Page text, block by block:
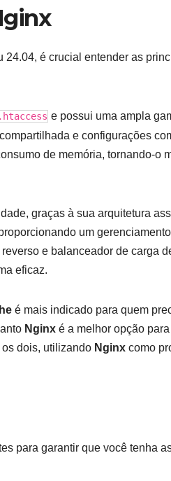
é crucial entender as
.htaccess e possui uma ampla
e configurações
de memória, tornando-o
graças à sua arquitetura
um
e balanceador de carga
eficaz.
é mais indicado para quem
Nginx é a melhor opção
dois, utilizando Nginx como
para garantir que você tenha